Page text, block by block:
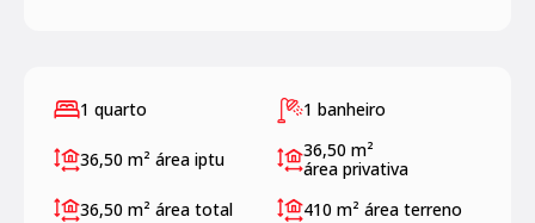
1 quarto 1 banheiro
36,50 m² área iptu
36,50 m²
área privativa
36,50 m² área total 410 m² área terreno